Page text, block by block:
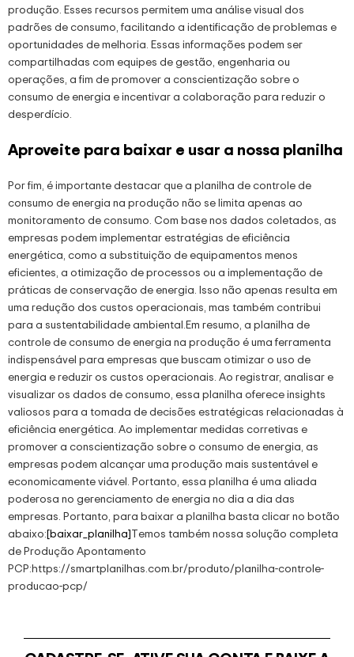
produção. Esses recursos permitem uma análise visual dos
padrões de consumo, facilitando a identificação de problemas e
oportunidades de melhoria. Essas informações podem ser
compartilhadas com equipes de gestão, engenharia ou
operações, a fim de promover a conscientização sobre o
consumo de energia e incentivar a colaboração para reduzir o
desperdício.
Aproveite para baixar e usar a nossa planilha
Por fim, é importante destacar que a planilha de controle de
consumo de energia na produção não se limita apenas ao
monitoramento de consumo. Com base nos dados coletados, as
empresas podem implementar estratégias de eficiência
energética, como a substituição de equipamentos menos
eficientes, a otimização de processos ou a implementação de
práticas de conservação de energia. Isso não apenas resulta em
uma redução dos custos operacionais, mas também contribui
para a sustentabilidade ambiental.Em resumo, a planilha de
controle de consumo de energia na produção é uma ferramenta
indispensável para empresas que buscam otimizar o uso de
energia e reduzir os custos operacionais. Ao registrar, analisar e
visualizar os dados de consumo, essa planilha oferece insights
valiosos para a tomada de decisões estratégicas relacionadas à
eficiência energética. Ao implementar medidas corretivas e
promover a conscientização sobre o consumo de energia, as
empresas podem alcançar uma produção mais sustentável e
economicamente viável. Portanto, essa planilha é uma aliada
poderosa no gerenciamento de energia no dia a dia das
empresas. Portanto, para baixar a planilha basta clicar no botão
abaixo:[baixar_planilha]Temos também nossa solução completa
de Produção Apontamento
PCP:https://smartplanilhas.com.br/produto/planilha-controle-
producao-pcp/